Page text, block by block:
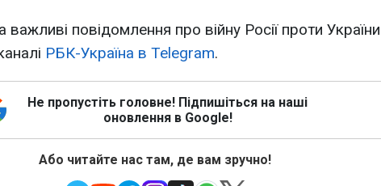
важливі повідомлення про війну Росії проти України
РБК-Україна в Telegram.
Не пропустіть головне! Підпишіться на наші
оновлення в Google!
Або читайте нас там, де вам зручно!